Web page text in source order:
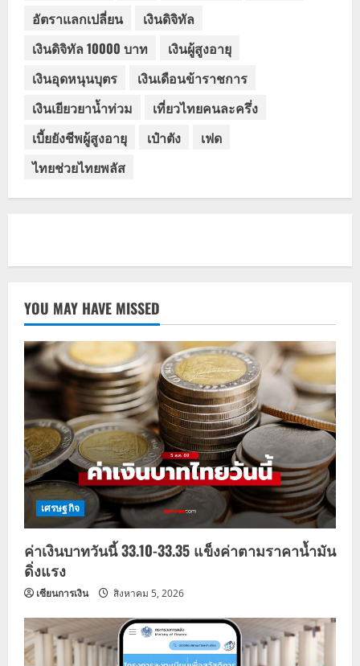
อัตราแลกเปลี่ยน
เงินดิจิทัล
เงินดิจิทัล 10000 บาท
เงินผู้สูงอายุ
เงินอุดหนุนบุตร
เงินเดือนข้าราชการ
เงินเยียวยาน้ำท่วม
เที่ยวไทยคนละครึ่ง
เบี้ยยังชีพผู้สูงอายุ
เป๋าตัง
เฟด
ไทยช่วยไทยพลัส
YOU MAY HAVE MISSED
เศรษฐกิจ
ค่าเงินบาทวันนี้ 33.10-33.35 แข็งค่าตามราคาน้ำมัน
ดิ่งแรง
เซียนการเงิน สิงหาคม 5, 2026